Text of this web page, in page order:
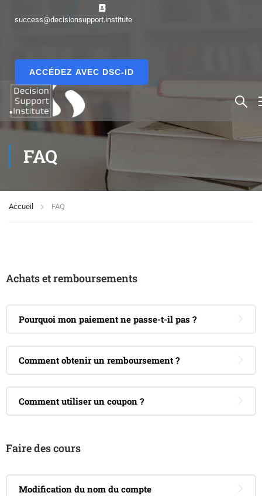
success@decisionsupport.institute
ACCÉDEZ AVEC DSC-ID
FAQ
Accueil FAQ
Achats et remboursements
Pourquoi mon paiement ne passe-t-il pas ?
Comment obtenir un remboursement ?
Comment utiliser un coupon ?
Faire des cours
Modification du nom du compte